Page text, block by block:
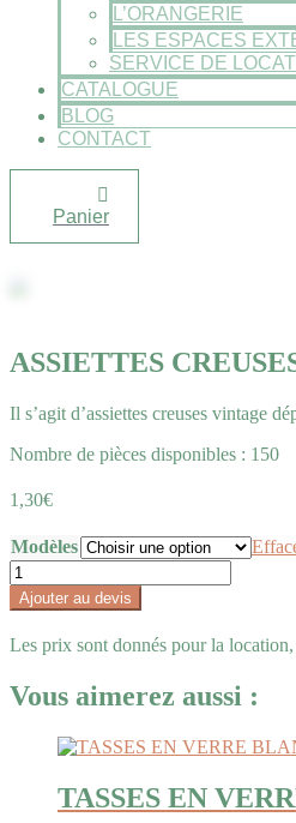
L’ORANGERIE
LES ESPACES
SERVICE DE
CATALOGUE
BLOG
CONTACT
Panier
ASSIETTES
Il s’agit d’assiettes creuses vintage
Nombre de pièces disponibles : 150
1,30€
Modèles
quantité
de
ASSIETTES
CREUSES
Ajouter au devis
Les prix sont donnés pour la
Vous aimerez aussi :
TASSES EN